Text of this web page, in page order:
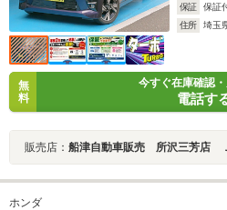
保証
保証
住所
埼玉
無
料
今すぐ在庫確認
電話す
販売店： 船津自動車販売 所沢三芳店 ＪＵ適
ホンダ